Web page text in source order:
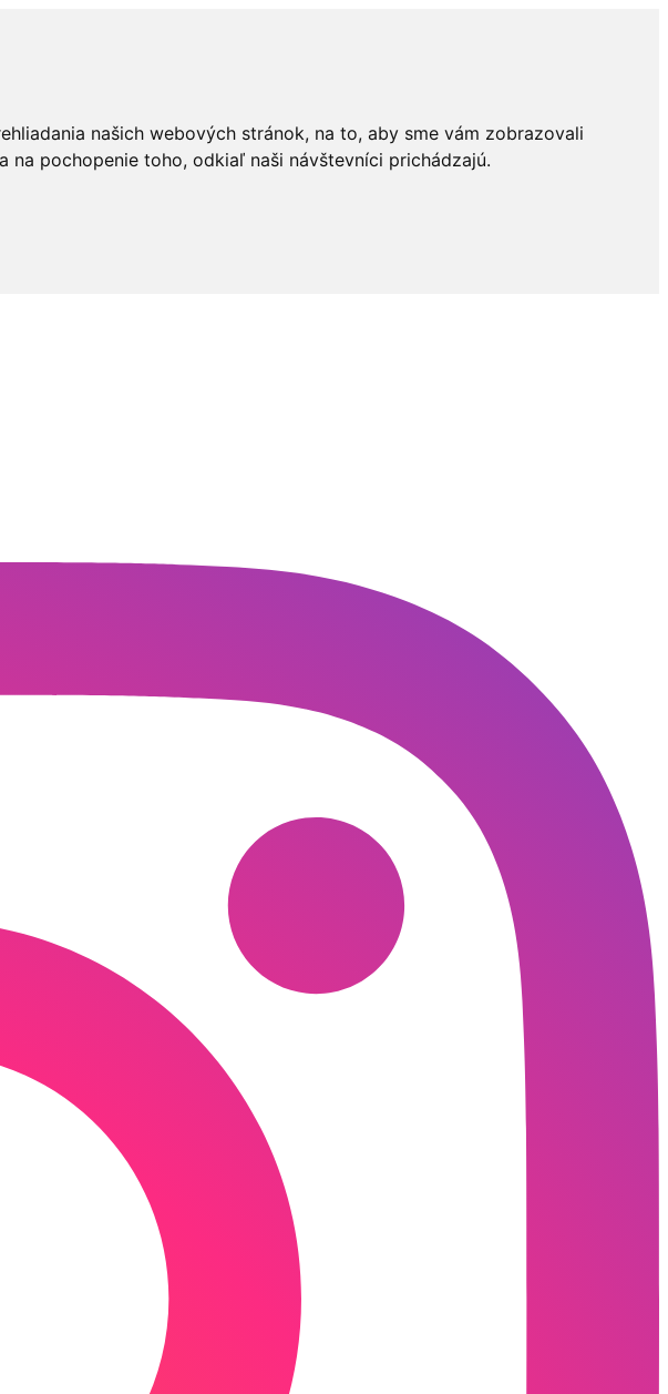
našich webových stránok, na to, aby sme vám zobrazovali
na pochopenie toho, odkiaľ naši návštevníci prichádzajú.